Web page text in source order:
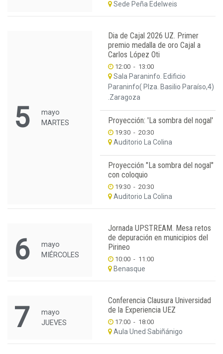
Sede Peña Edelweis
5
mayo
MARTES
Dia de Cajal 2026 UZ. Primer
premio medalla de oro Cajal a
Carlos López Oti
12:00 - 13:00
Sala Paraninfo. Edificio
Paraninfo( Plza. Basilio Paraíso,4)
.Zaragoza
Proyección: 'La sombra del nogal'
19:30 - 20:30
Auditorio La Colina
Proyección "La sombra del nogal"
con coloquio
19:30 - 20:30
Auditorio La Colina
6
mayo
MIÉRCOLES
Jornada UPSTREAM. Mesa retos
de depuración en municipios del
Pirineo
10:00 - 11:00
Benasque
7
mayo
JUEVES
Conferencia Clausura Universidad
de la Experiencia UEZ
17:00 - 18:00
Aula Uned Sabiñánigo